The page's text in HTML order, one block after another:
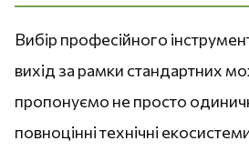
Вибір професійного
вихід за рамки стандартних
пропонуємо не просто
повноцінні технічні